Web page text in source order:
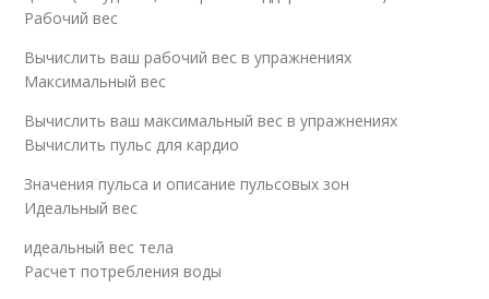
Рабочий вес
Вычислить ваш рабочий вес в упражнениях
Максимальный вес
Вычислить ваш максимальный вес в упражнениях
Вычислить пульс для кардио
Значения пульса и описание пульсовых зон
Идеальный вес
идеальный вес тела
Расчет потребления воды